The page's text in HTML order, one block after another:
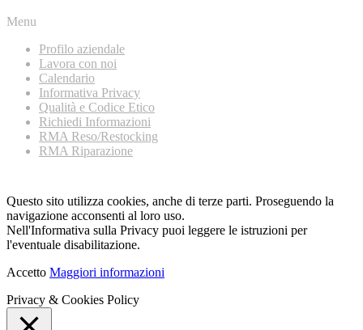
Menu
Profilo aziendale
Lavora con noi
Calendario
Informativa Privacy
Qualità e Codice Etico
Richiedi Informazioni
RMA Reso/Restocking
RMA Riparazione
Questo sito utilizza cookies, anche di terze parti. Proseguendo la
navigazione acconsenti al loro uso.
Nell'Informativa sulla Privacy puoi leggere le istruzioni per
l'eventuale disabilitazione.
Accetto Maggiori informazioni
Privacy & Cookies Policy